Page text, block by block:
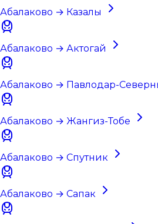
Абалаково → Казалы
Абалаково → Актогай
Абалаково → Павлодар-
Абалаково → Жангиз-Тобе
Абалаково → Спутник
Абалаково → Сапак